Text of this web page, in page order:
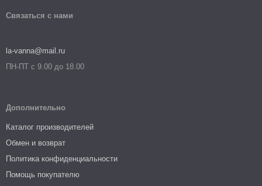
Связаться с нами
la-vanna@mail.ru
ПН-ПТ с 9.00 до 18.00
Дополнительно
Каталог производителей
Обмен и возврат
Политика конфиденциальности
Помощь покупателю